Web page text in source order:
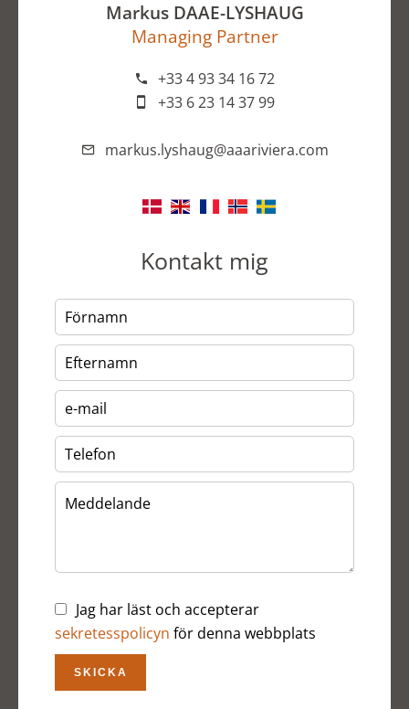
Markus DAAE-LYSHAUG
Managing Partner
+33 4 93 34 16 72
+33 6 23 14 37 99
markus.lyshaug@aaariviera.com
Kontakt mig
Jag har läst och accepterar
sekretesspolicyn för denna webbplats
SKICKA